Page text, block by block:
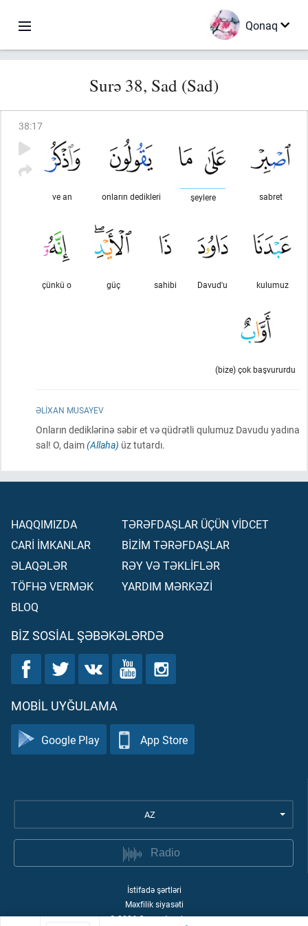
Qonaq
Surə 38, Sad (Sad)
38:17
sabret
şeylere
onların dedikleri
ve an
kulumuz
Davud'u
sahibi
güç
çünkü o
(bize) çok başvururdu
ƏLIXAN MUSAYEV
Onların dediklərinə səbir et və qüdrətli qulumuz Davudu yadına
sal! O, daim(Allaha) üz tutardı.
HAQQIMIZDA
CARİ İMKANLAR
ƏLAQƏLƏR
TÖFHƏ VERMƏK
BLOQ
TƏRƏFDAŞLAR ÜÇÜN VİDCET
BİZİM TƏRƏFDAŞLAR
RƏY VƏ TƏKLİFLƏR
YARDIM MƏRKƏZİ
BIZ SOSIAL ŞƏBƏKƏLƏRDƏ
MOBIL UYĞULAMA
Google Play App Store
AZ
Radio
İstifadə şərtləri
Məxfilik siyasəti
©2026Quran Academy